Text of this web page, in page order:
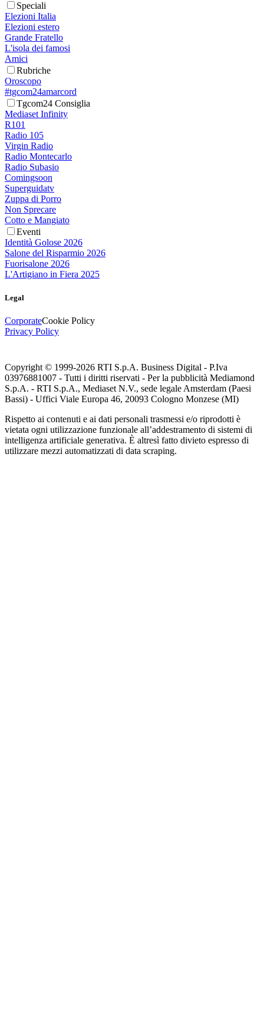
Speciali
Elezioni Italia
Elezioni estero
Grande Fratello
L'isola dei famosi
Amici
Rubriche
Oroscopo
#tgcom24amarcord
Tgcom24 Consiglia
Mediaset Infinity
R101
Radio 105
Virgin Radio
Radio Montecarlo
Radio Subasio
Comingsoon
Superguidatv
Zuppa di Porro
Non Sprecare
Cotto e Mangiato
Eventi
Identità Golose 2026
Salone del Risparmio 2026
Fuorisalone 2026
L'Artigiano in Fiera 2025
Legal
CorporateCookie Policy
Privacy Policy
Copyright © 1999-2026 RTI S.p.A. Business Digital - P.Iva
03976881007 - Tutti i diritti riservati - Per la pubblicità Mediamond
S.p.A. - RTI S.p.A., Mediaset N.V., sede legale Amsterdam (Paesi
Bassi) - Uffici Viale Europa 46, 20093 Cologno Monzese (MI)
Rispetto ai contenuti e ai dati personali trasmessi e/o riprodotti è
vietata ogni utilizzazione funzionale all’addestramento di sistemi di
intelligenza artificiale generativa. È altresì fatto divieto espresso di
utilizzare mezzi automatizzati di data scraping.